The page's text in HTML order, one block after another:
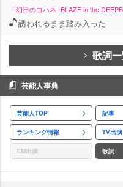
「幻日のヨハネ -BLAZE in the
誘われるまま踏み入った
歌詞
芸能人事典
芸能人TOP 記事
ランキング情報 TV出演
CM出演 歌詞